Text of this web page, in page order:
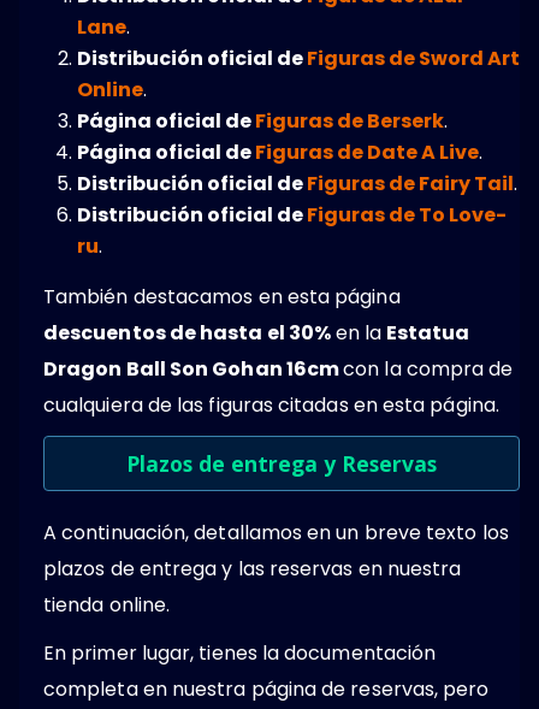
Lane.
Distribución oficial deFiguras de Sword Art
Online.
Página oficial deFiguras de Berserk.
Página oficial deFiguras de Date A Live.
Distribución oficial deFiguras de Fairy Tail.
Distribución oficial deFiguras de To Love-
ru.
También destacamos en esta página
descuentos de hasta el 30%en la Estatua
Dragon Ball Son Gohan 16cmcon la compra de
cualquiera de las figuras citadas en esta página.
Plazos de entrega y Reservas
A continuación, detallamos en un breve texto los
plazos de entrega y las reservas en nuestra
tienda online.
En primer lugar, tienes la documentación
completa en nuestra página de reservas, pero